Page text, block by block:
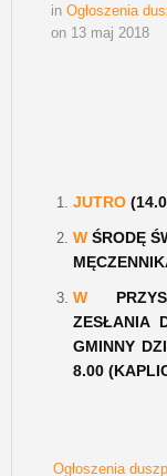
in Ogłoszenia
on 13 maj 2018
JUTRO
W ŚRODĘ
W
ZESŁANIA
GMINNY
8.00
Ogłoszenia